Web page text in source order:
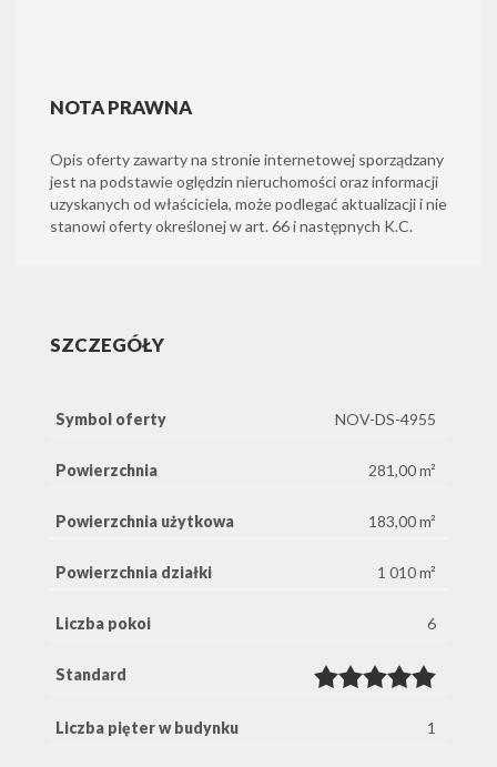
NOTA PRAWNA
Opis oferty zawarty na stronie internetowej sporządzany
jest na podstawie oględzin nieruchomości oraz informacji
uzyskanych od właściciela, może podlegać aktualizacji i nie
stanowi oferty określonej w art. 66 i następnych K.C.
SZCZEGÓŁY
Symbol oferty NOV-DS-4955
Powierzchnia 281,00 m²
Powierzchnia użytkowa 183,00 m²
Powierzchnia działki 1 010 m²
Liczba pokoi 6
Standard
Liczba pięter w budynku 1